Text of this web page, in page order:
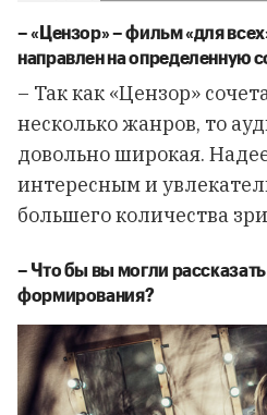
– «Цензор»–фильм«длявсех
направленнаопределенную
– Так как «Цензор»
несколько жанров, то
довольно широкая.
интересным и
большего количества
–Чтобы вымоглирассказать
формирования?